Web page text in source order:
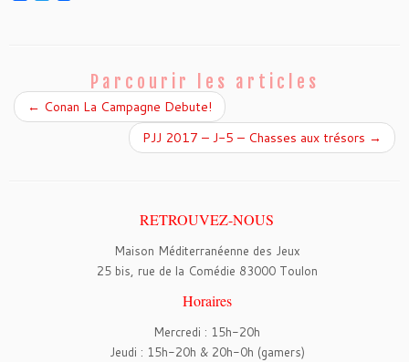
k
w
Parcourir les articles
← Conan La Campagne Debute!
PJJ 2017 – J-5 – Chasses aux trésors →
RETROUVEZ-NOUS
Maison Méditerranéenne des Jeux
25 bis, rue de la Comédie 83000 Toulon
Horaires
Mercredi : 15h-20h
Jeudi : 15h-20h & 20h-0h (gamers)